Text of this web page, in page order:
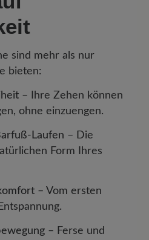
sind mehr als nur
bieten:
– Ihre Zehen können
ohne einzuengen.
Laufen – Die
Form Ihres
– Vom ersten
– Ferse und